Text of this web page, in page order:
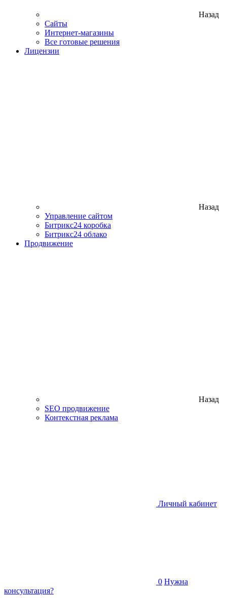
Назад
Сайты
Интернет-магазины
Все готовые решения
Лицензии
Назад
Управление сайтом
Битрикс24 коробка
Битрикс24 облако
Продвижение
Назад
SEO продвижение
Контекстная реклама
Личный кабинет
0 Нужна
консультация?